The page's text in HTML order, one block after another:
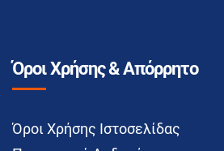
Όροι Χρήσης & Απόρρητο
Όροι Χρήσης Ιστοσελίδας